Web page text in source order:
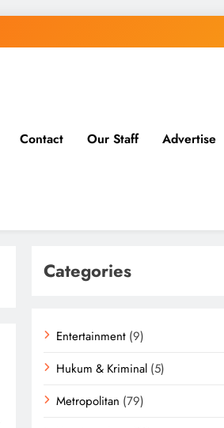
Contact Our Staff Advertise
Categories
Entertainment (9)
Hukum & Kriminal (5)
Metropolitan (79)